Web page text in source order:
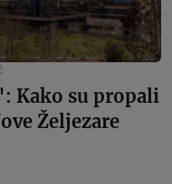
Kako su propali
Željezare